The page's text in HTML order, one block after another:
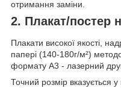
отримання заміни.
2. Плакат/постер
Плакати високої якості,
папері (140-180г/м²)
формату А3 - лазерний
Точний розмір вказується у